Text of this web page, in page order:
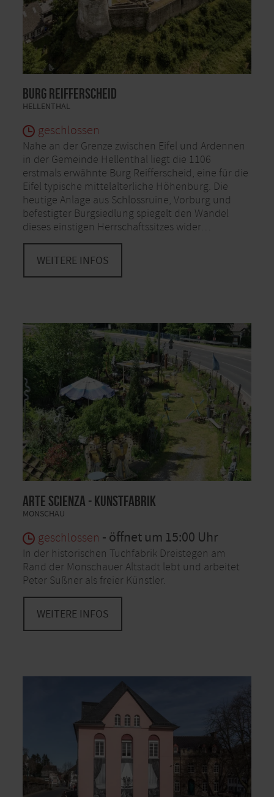
Burg Reifferscheid
HELLENTHAL
geschlossen
Nahe an der Grenze zwischen Eifel und Ardennen
in der Gemeinde Hellenthal liegt die 1106
erstmals erwähnte Burg Reifferscheid, eine für die
Eifel typische mittelalterliche Höhenburg. Die
heutige Anlage aus Schlossruine, Vorburg und
befestigter Burgsiedlung spiegelt den Wandel
dieses einstigen Herrschaftssitzes wider…
WEITERE INFOS
Arte Scienza - Kunstfabrik
MONSCHAU
geschlossen - öffnet um 15:00 Uhr
In der historischen Tuchfabrik Dreistegen am
Rand der Monschauer Altstadt lebt und arbeitet
Peter Sußner als freier Künstler.
WEITERE INFOS